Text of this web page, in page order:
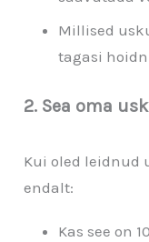
Millised
tagasi
2. Sea oma
Kui oled leidnud
endalt:
Kas see on